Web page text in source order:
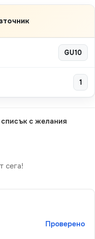
GU10
1
с желания
сега!
Проверено